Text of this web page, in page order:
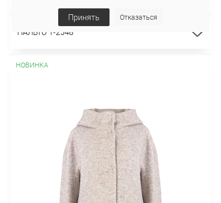
ПАЛЬТО 1-2548
НОВИНКА
Принять Отказаться